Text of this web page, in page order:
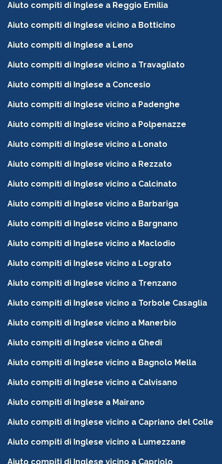
Aiuto compiti di Inglese a Reggio Emilia
Aiuto compiti di Inglese vicino a Botticino
Aiuto compiti di Inglese a Leno
Aiuto compiti di Inglese vicino a Travagliato
Aiuto compiti di Inglese a Concesio
Aiuto compiti di Inglese vicino a Padenghe
Aiuto compiti di Inglese vicino a Polpenazze
Aiuto compiti di Inglese vicino a Lonato
Aiuto compiti di Inglese vicino a Rezzato
Aiuto compiti di Inglese vicino a Calcinato
Aiuto compiti di Inglese vicino a Barbariga
Aiuto compiti di Inglese vicino a Bargnano
Aiuto compiti di Inglese vicino a Maclodio
Aiuto compiti di Inglese vicino a Lograto
Aiuto compiti di Inglese vicino a Trenzano
Aiuto compiti di Inglese vicino a Torbole Casaglia
Aiuto compiti di Inglese vicino a Manerbio
Aiuto compiti di Inglese vicino a Ghedi
Aiuto compiti di Inglese vicino a Bagnolo Mella
Aiuto compiti di Inglese vicino a Calvisano
Aiuto compiti di Inglese a Mairano
Aiuto compiti di Inglese vicino a Capriano del Colle
Aiuto compiti di Inglese vicino a Lumezzane
Aiuto compiti di Inglese vicino a Capriolo